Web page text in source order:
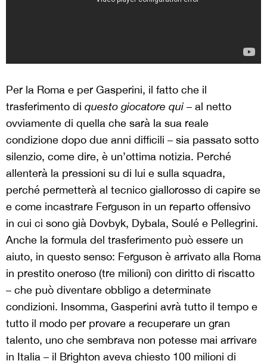
Per la Roma e per Gasperini, il fatto che il
trasferimento di questo giocatore qui – al netto
ovviamente di quella che sarà la sua reale
condizione dopo due anni difficili – sia passato sotto
silenzio, come dire, è un’ottima notizia. Perché
allenterà la pressioni su di lui e sulla squadra,
perché permetterà al tecnico giallorosso di capire se
e come incastrare Ferguson in un reparto offensivo
in cui ci sono già Dovbyk, Dybala, Soulé e Pellegrini.
Anche la formula del trasferimento può essere un
aiuto, in questo senso: Ferguson è arrivato alla Roma
in prestito oneroso (tre milioni) con diritto di riscatto
– che può diventare obbligo a determinate
condizioni. Insomma, Gasperini avrà tutto il tempo e
tutto il modo per provare a recuperare un gran
talento, uno che sembrava non potesse mai arrivare
in Italia – il Brighton aveva chiesto 100 milioni di